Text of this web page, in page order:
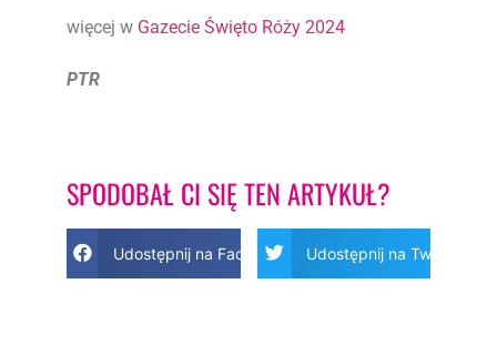
więcej w Gazecie Święto Róży 2024
PTR
SPODOBAŁ CI SIĘ TEN ARTYKUŁ?
Udostępnij na Facebook Udostępnij na Twitter